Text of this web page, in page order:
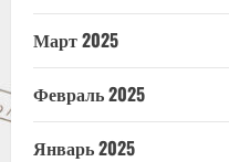
Март 2025
Февраль 2025
Январь 2025